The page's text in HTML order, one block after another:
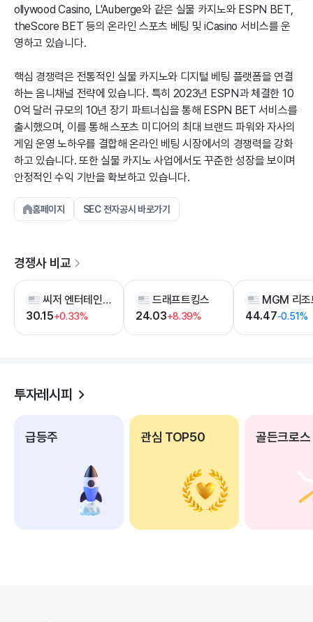
ollywood Casino, L'Auberge와 같은 실물 카지노와 ESPN BET,
theScore BET 등의 온라인 스포츠 베팅 및 iCasino 서비스를 운
영하고 있습니다.
핵심 경쟁력은 전통적인 실물 카지노와 디지털 베팅 플랫폼을 연결
하는 옴니채널 전략에 있습니다. 특히 2023년 ESPN과 체결한 10
0억 달러 규모의 10년 장기 파트너십을 통해 ESPN BET 서비스를
출시했으며, 이를 통해 스포츠 미디어의 최대 브랜드 파워와 자사의
게임 운영 노하우를 결합해 온라인 베팅 시장에서의 경쟁력을 강화
하고 있습니다. 또한 실물 카지노 사업에서도 꾸준한 성장을 보이며
안정적인 수익 기반을 확보하고 있습니다.
홈페이지 SEC 전자공시 바로가기
경쟁사 비교
씨저 엔터테인먼트
30.15+0.33%
드래프트킹스
24.03+8.39%
MGM 리조
44.47-0.51%
투자레시피
급등주 관심 TOP50 골든크로스